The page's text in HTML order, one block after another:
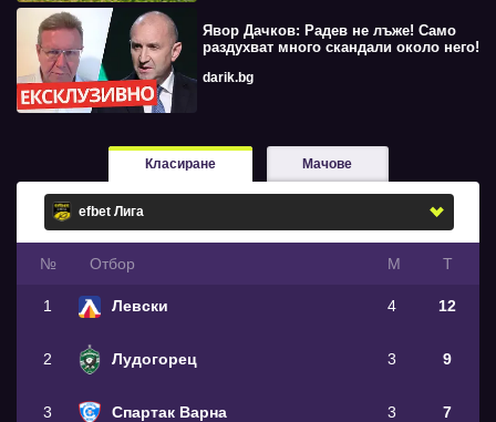
Явор Дачков: Радев не лъже! Само
раздухват много скандали около него!
darik.bg
Класиране Мачове
№ Oтбор М Т
1 Левски 4 12
2 Лудогорец 3 9
3 Спартак Варна 3 7